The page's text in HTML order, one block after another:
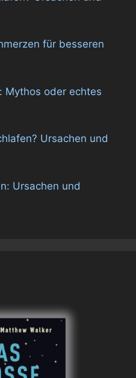
für besseren
Mythos oder echtes
Ursachen und
Ursachen und